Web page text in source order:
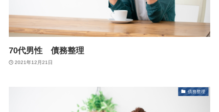
70代男性 債務整理
2021年12月21日
債務整理